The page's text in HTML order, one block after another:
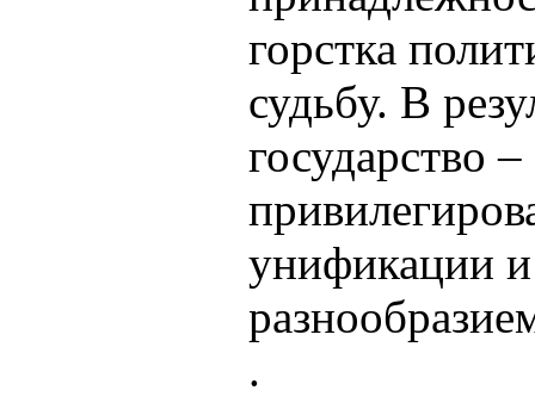
горстка
судьбу. В
государство
унификации
.